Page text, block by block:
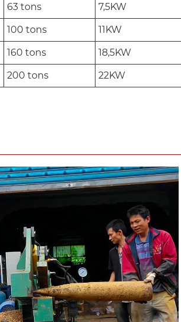
63 tons 7,5KW
100 tons 11KW
160 tons 18,5KW
200 tons 22KW